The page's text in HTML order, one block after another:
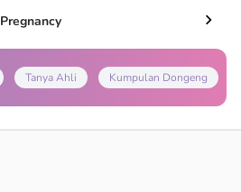
Pregnancy
Tanya Ahli Kumpulan Dongeng